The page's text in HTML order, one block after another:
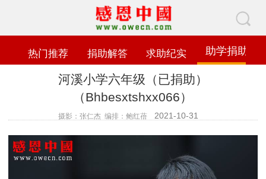
热门推荐 捐助解答 求助纪实 助学捐助
河溪小学六年级（已捐助）
（Bhbesxtshxx066）
摄影：张仁杰 编排：鲍红蓓 2021-10-31